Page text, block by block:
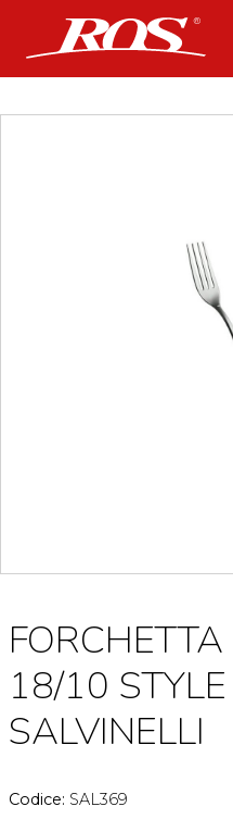
18/10 STYLE
SALVINELLI
Codice: SAL369